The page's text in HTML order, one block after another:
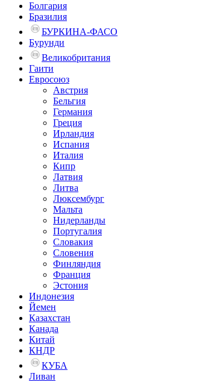
Болгария
Бразилия
БУРКИНА-ФАСО
Бурунди
Великобритания
Гаити
Евросоюз
Австрия
Бельгия
Германия
Греция
Ирландия
Испания
Италия
Кипр
Латвия
Литва
Люксембург
Мальта
Нидерланды
Португалия
Словакия
Словения
Финляндия
Франция
Эстония
Индонезия
Йемен
Казахстан
Канада
Китай
КНДР
КУБА
Ливан